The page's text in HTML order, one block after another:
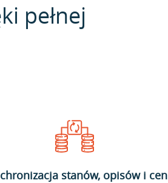
pełnej
stanów, opisów i cen